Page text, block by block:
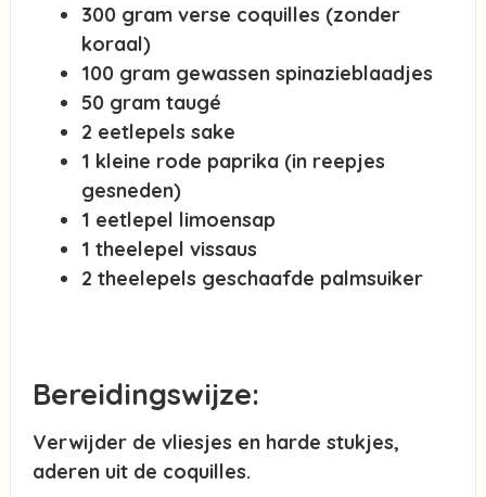
300 gram verse coquilles (zonder
koraal)
100 gram gewassen spinazieblaadjes
50 gram taugé
2 eetlepels sake
1 kleine rode paprika (in reepjes
gesneden)
1 eetlepel limoensap
1 theelepel vissaus
2 theelepels geschaafde palmsuiker
Bereidingswijze:
Verwijder de vliesjes en harde stukjes,
aderen uit de coquilles.